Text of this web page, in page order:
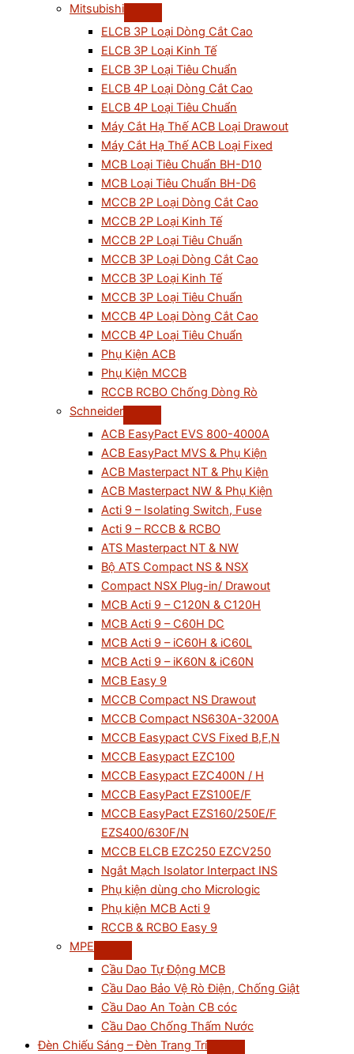
Mitsubishi
ELCB 3P Loại Dòng Cắt Cao
ELCB 3P Loại Kinh Tế
ELCB 3P Loại Tiêu Chuẩn
ELCB 4P Loại Dòng Cắt Cao
ELCB 4P Loại Tiêu Chuẩn
Máy Cắt Hạ Thế ACB Loại Drawout
Máy Cắt Hạ Thế ACB Loại Fixed
MCB Loại Tiêu Chuẩn BH-D10
MCB Loại Tiêu Chuẩn BH-D6
MCCB 2P Loại Dòng Cắt Cao
MCCB 2P Loại Kinh Tế
MCCB 2P Loại Tiêu Chuẩn
MCCB 3P Loại Dòng Cắt Cao
MCCB 3P Loại Kinh Tế
MCCB 3P Loại Tiêu Chuẩn
MCCB 4P Loại Dòng Cắt Cao
MCCB 4P Loại Tiêu Chuẩn
Phụ Kiện ACB
Phụ Kiện MCCB
RCCB RCBO Chống Dòng Rò
Schneider
ACB EasyPact EVS 800-4000A
ACB EasyPact MVS & Phụ Kiện
ACB Masterpact NT & Phụ Kiện
ACB Masterpact NW & Phụ Kiện
Acti 9 – Isolating Switch, Fuse
Acti 9 – RCCB & RCBO
ATS Masterpact NT & NW
Bộ ATS Compact NS & NSX
Compact NSX Plug-in/ Drawout
MCB Acti 9 – C120N & C120H
MCB Acti 9 – C60H DC
MCB Acti 9 – iC60H & iC60L
MCB Acti 9 – iK60N & iC60N
MCB Easy 9
MCCB Compact NS Drawout
MCCB Compact NS630A-3200A
MCCB Easypact CVS Fixed B,F,N
MCCB Easypact EZC100
MCCB Easypact EZC400N / H
MCCB EasyPact EZS100E/F
MCCB EasyPact EZS160/250E/F
EZS400/630F/N
MCCB ELCB EZC250 EZCV250
Ngắt Mạch Isolator Interpact INS
Phụ kiện dùng cho Micrologic
Phụ kiện MCB Acti 9
RCCB & RCBO Easy 9
MPE
Cầu Dao Tự Động MCB
Cầu Dao Bảo Vệ Rò Điện, Chống Giật
Cầu Dao An Toàn CB cóc
Cầu Dao Chống Thấm Nước
Đèn Chiếu Sáng – Đèn Trang Trí